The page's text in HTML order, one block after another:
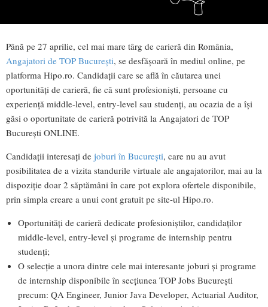
Până pe 27 aprilie, cel mai mare târg de carieră din România,
Angajatori de TOP București, se desfășoară în mediul online, pe
platforma Hipo.ro. Candidații care se află în căutarea unei
oportunități de carieră, fie că sunt profesioniști, persoane cu
experiență middle-level, entry-level sau studenți, au ocazia de a își
găsi o oportunitate de carieră potrivită la Angajatori de TOP
București ONLINE.
Candidații interesați de joburi în București, care nu au avut
posibilitatea de a vizita standurile virtuale ale angajatorilor, mai au la
dispoziție doar 2 săptămâni în care pot explora ofertele disponibile,
prin simpla creare a unui cont gratuit pe site-ul Hipo.ro.
Oportunități de carieră dedicate profesioniștilor, candidaților
middle-level, entry-level și programe de internship pentru
studenți;
O selecție a unora dintre cele mai interesante joburi și programe
de internship disponibile în secțiunea TOP Jobs București
precum: QA Engineer, Junior Java Developer, Actuarial Auditor,